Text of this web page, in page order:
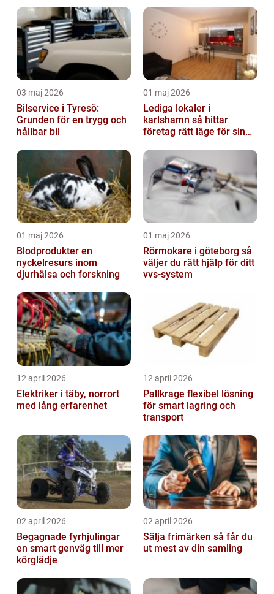
03 maj 2026
Bilservice i Tyresö:
Grunden för en trygg och
hållbar bil
01 maj 2026
Lediga lokaler i
karlshamn så hittar
företag rätt läge för sin
01 maj 2026
Blodprodukter en
nyckelresurs inom
djurhälsa och forskning
01 maj 2026
Rörmokare i göteborg så
väljer du rätt hjälp för ditt
vvs-system
12 april 2026
Elektriker i täby, norrort
med lång erfarenhet
12 april 2026
Pallkrage flexibel lösning
för smart lagring och
transport
02 april 2026
Begagnade fyrhjulingar
en smart genväg till mer
körglädje
02 april 2026
Sälja frimärken så får du
ut mest av din samling